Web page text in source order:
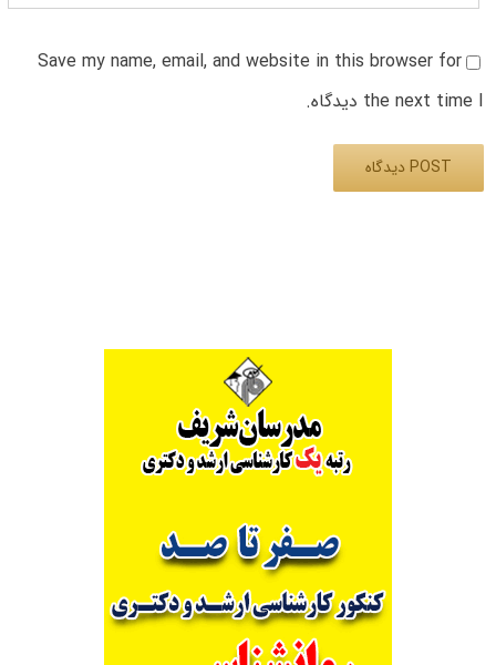
Save my name, email, and website in this browser for
the next time I دیدگاه.